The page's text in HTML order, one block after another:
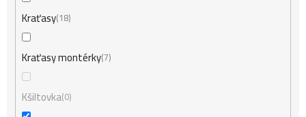
Kraťasy 18
Kraťasy montérky7
Kšiltovka 0